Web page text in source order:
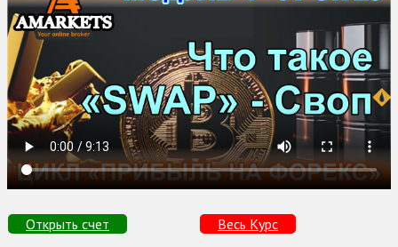
Открыть счет Весь Курс